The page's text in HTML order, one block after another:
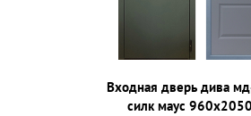
Входная дверь дива
силк маус